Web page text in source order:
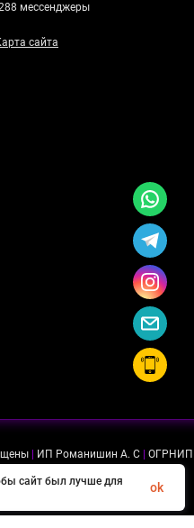
мессенджеры
сайта
ИП Романишин А. С
ОГРНИП
сайт был лучше для
ok